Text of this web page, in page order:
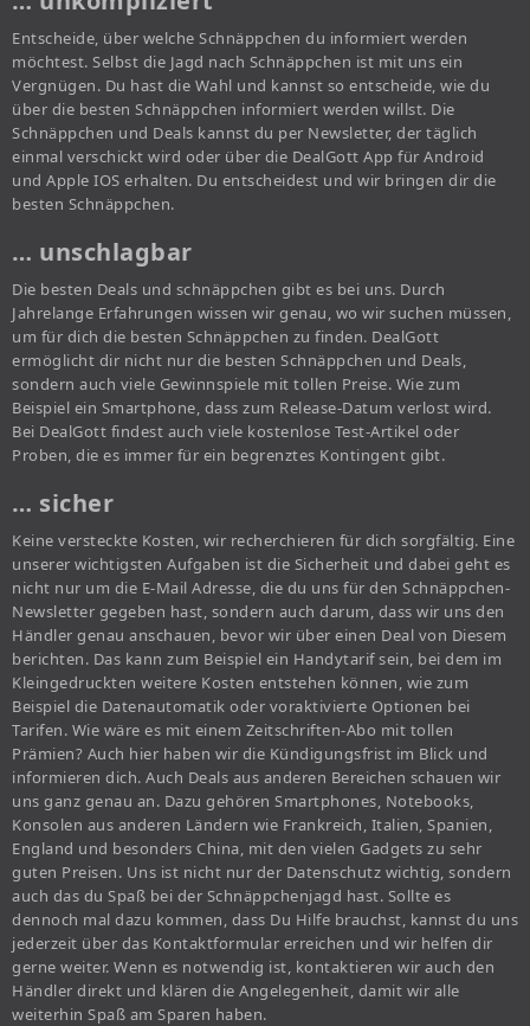
Entscheide, über welche Schnäppchen du informiert werden
möchtest. Selbst die Jagd nach Schnäppchen ist mit uns ein
Vergnügen. Du hast die Wahl und kannst so entscheide, wie du
über die besten Schnäppchen informiert werden willst. Die
Schnäppchen und Deals kannst du per Newsletter, der täglich
einmal verschickt wird oder über die DealGott App für Android
und Apple IOS erhalten. Du entscheidest und wir bringen dir die
besten Schnäppchen.
… unschlagbar
Die besten Deals und schnäppchen gibt es bei uns. Durch
Jahrelange Erfahrungen wissen wir genau, wo wir suchen müssen,
um für dich die besten Schnäppchen zu finden. DealGott
ermöglicht dir nicht nur die besten Schnäppchen und Deals,
sondern auch viele Gewinnspiele mit tollen Preise. Wie zum
Beispiel ein Smartphone, dass zum Release-Datum verlost wird.
Bei DealGott findest auch viele kostenlose Test-Artikel oder
Proben, die es immer für ein begrenztes Kontingent gibt.
… sicher
Keine versteckte Kosten, wir recherchieren für dich sorgfältig. Eine
unserer wichtigsten Aufgaben ist die Sicherheit und dabei geht es
nicht nur um die E-Mail Adresse, die du uns für den Schnäppchen-
Newsletter gegeben hast, sondern auch darum, dass wir uns den
Händler genau anschauen, bevor wir über einen Deal von Diesem
berichten. Das kann zum Beispiel ein Handytarif sein, bei dem im
Kleingedruckten weitere Kosten entstehen können, wie zum
Beispiel die Datenautomatik oder voraktivierte Optionen bei
Tarifen. Wie wäre es mit einem Zeitschriften-Abo mit tollen
Prämien? Auch hier haben wir die Kündigungsfrist im Blick und
informieren dich. Auch Deals aus anderen Bereichen schauen wir
uns ganz genau an. Dazu gehören Smartphones, Notebooks,
Konsolen aus anderen Ländern wie Frankreich, Italien, Spanien,
England und besonders China, mit den vielen Gadgets zu sehr
guten Preisen. Uns ist nicht nur der Datenschutz wichtig, sondern
auch das du Spaß bei der Schnäppchenjagd hast. Sollte es
dennoch mal dazu kommen, dass Du Hilfe brauchst, kannst du uns
jederzeit über das Kontaktformular erreichen und wir helfen dir
gerne weiter. Wenn es notwendig ist, kontaktieren wir auch den
Händler direkt und klären die Angelegenheit, damit wir alle
weiterhin Spaß am Sparen haben.